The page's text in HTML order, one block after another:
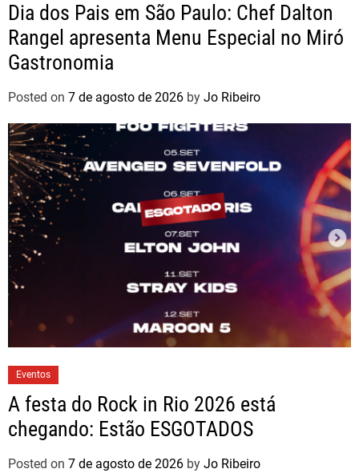
Dia dos Pais em São Paulo: Chef Dalton
Rangel apresenta Menu Especial no Miró
Gastronomia
Posted on 7 de agosto de 2026 by Jo Ribeiro
Eventos
A festa do Rock in Rio 2026 está
chegando: Estão ESGOTADOS
Posted on 7 de agosto de 2026 by Jo Ribeiro